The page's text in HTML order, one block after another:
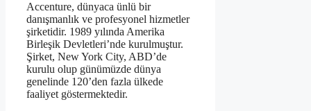
Accenture, dünyaca ünlü bir
danışmanlık ve profesyonel hizmetler
şirketidir. 1989 yılında Amerika
Birleşik Devletleri’nde kurulmuştur.
Şirket, New York City, ABD’de
kurulu olup günümüzde dünya
genelinde 120’den fazla ülkede
faaliyet göstermektedir.